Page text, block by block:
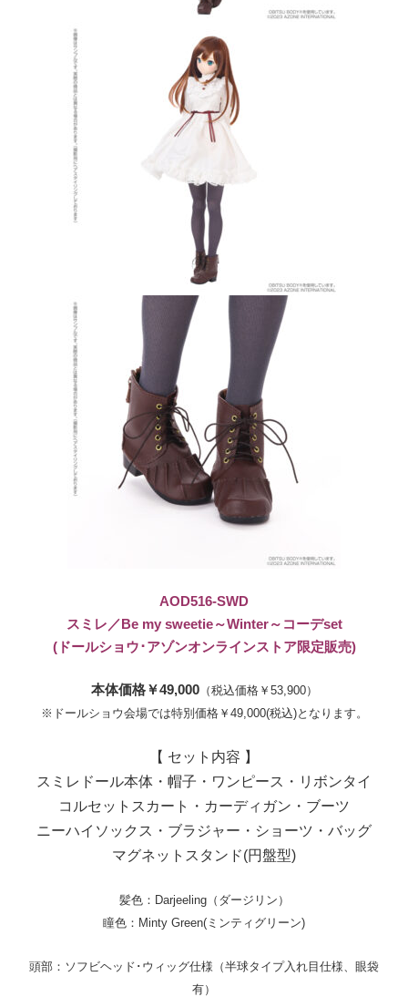
AOD516-SWD
スミレ／Be my sweetie～Winter～コーデset
(ドールショウ･アゾンオンラインストア限定販売)
本体価格￥49,000（税込価格￥53,900）
※ドールショウ会場では特別価格￥49,000(税込)となります。
【 セット内容 】
スミレドール本体・帽子・ワンピース・リボンタイ
コルセットスカート・カーディガン・ブーツ
ニーハイソックス・ブラジャー・ショーツ・バッグ
マグネットスタンド(円盤型)
髪色：Darjeeling（ダージリン）
瞳色：Minty Green(ミンティグリーン)
頭部：ソフビヘッド･ウィッグ仕様（半球タイプ入れ目仕様、眼袋
有）